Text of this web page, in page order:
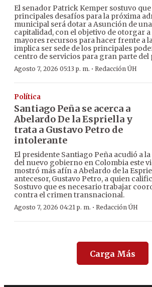
El senador Patrick Kemper sostuvo
principales desafíos para la próxima
municipal será dotar a Asunción de
capitalidad, con el objetivo de otorgar a
mayores recursos para hacer frente a
implica ser sede de los principales
centro de servicios para gran parte del
Agosto 7, 2026 05:13 p. m. · Redacción ÚH
Política
Santiago Peña se acerca a
Abelardo De la Espriella y
trata a Gustavo Petro de
intolerante
El presidente Santiago Peña acudió a
del nuevo gobierno en Colombia este
mostró más afín a Abelardo de la
antecesor, Gustavo Petro, a quien
Sostuvo que es necesario trabajar
contra el crimen transnacional.
Agosto 7, 2026 04:21 p. m. · Redacción ÚH
Carga Más